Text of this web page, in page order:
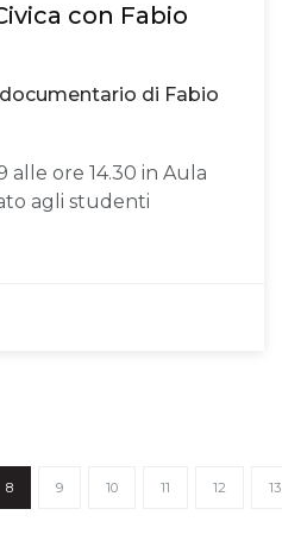
con Fabio
di Fabio
alle ore 14.30 in Aula
agli studenti
8 9 10 11 12 13